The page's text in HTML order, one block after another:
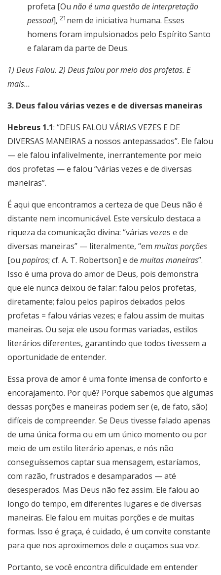
profeta [Ou não é uma questão de interpretação
pessoal], 21 nem de iniciativa humana. Esses
homens foram impulsionados pelo Espírito Santo
e falaram da parte de Deus.
1) Deus Falou. 2) Deus falou por meio dos profetas. E
mais…
3. Deus falou várias vezes e de diversas maneiras
Hebreus 1.1: “DEUS FALOU VÁRIAS VEZES E DE
DIVERSAS MANEIRAS a nossos antepassados”. Ele falou
— ele falou infalivelmente, inerrantemente por meio
dos profetas — e falou “várias vezes e de diversas
maneiras”.
É aqui que encontramos a certeza de que Deus não é
distante nem incomunicável. Este versículo destaca a
riqueza da comunicação divina: “várias vezes e de
diversas maneiras” — literalmente, “em muitas porções
[ou papiros; cf. A. T. Robertson] e de muitas maneiras”.
Isso é uma prova do amor de Deus, pois demonstra
que ele nunca deixou de falar: falou pelos profetas,
diretamente; falou pelos papiros deixados pelos
profetas = falou várias vezes; e falou assim de muitas
maneiras. Ou seja: ele usou formas variadas, estilos
literários diferentes, garantindo que todos tivessem a
oportunidade de entender.
Essa prova de amor é uma fonte imensa de conforto e
encorajamento. Por quê? Porque sabemos que algumas
dessas porções e maneiras podem ser (e, de fato, são)
difíceis de compreender. Se Deus tivesse falado apenas
de uma única forma ou em um único momento ou por
meio de um estilo literário apenas, e nós não
conseguíssemos captar sua mensagem, estaríamos,
com razão, frustrados e desamparados — até
desesperados. Mas Deus não fez assim. Ele falou ao
longo do tempo, em diferentes lugares e de diversas
maneiras. Ele falou em muitas porções e de muitas
formas. Isso é graça, é cuidado, é um convite constante
para que nos aproximemos dele e ouçamos sua voz.
Portanto, se você encontra dificuldade em entender